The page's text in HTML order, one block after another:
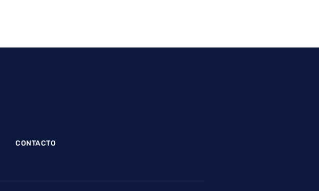
CONTACTO